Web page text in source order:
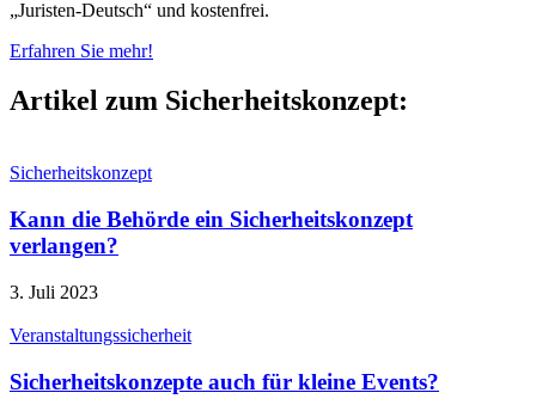
„Juristen-Deutsch“ und kostenfrei.
Erfahren Sie mehr!
Artikel zum Sicherheitskonzept:
Sicherheitskonzept
Kann die Behörde ein Sicherheitskonzept
verlangen?
3. Juli 2023
Veranstaltungssicherheit
Sicherheitskonzepte auch für kleine Events?